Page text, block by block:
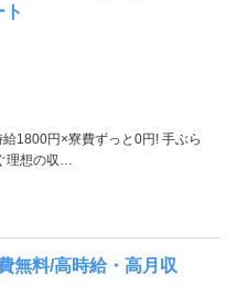
1800円×寮費ずっと0円! 手ぶら
理想の収…
無料/高時給・高月収